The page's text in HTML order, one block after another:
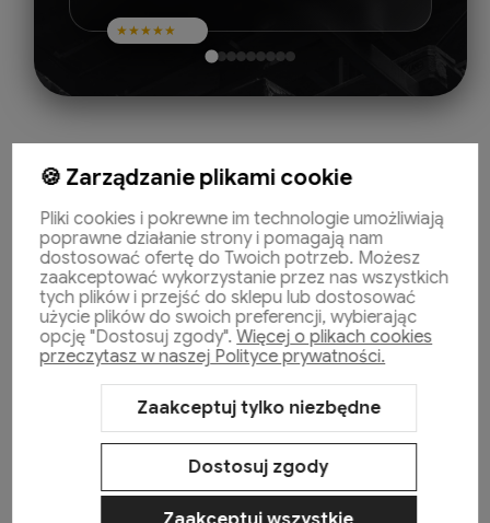
Pomoc
Moje konto
Płatności i dostawa
Informacje
🍪 Zarządzanie plikami cookie
Pliki cookies i pokrewne im technologie umożliwiają
poprawne działanie strony i pomagają nam
dostosować ofertę do Twoich potrzeb. Możesz
zaakceptować wykorzystanie przez nas wszystkich
tych plików i przejść do sklepu lub dostosować
użycie plików do swoich preferencji, wybierając
opcję "Dostosuj zgody". Więcej o plikach cookies
przeczytasz w naszej Polityce prywatności.
Zaakceptuj tylko niezbędne
Dostosuj zgody